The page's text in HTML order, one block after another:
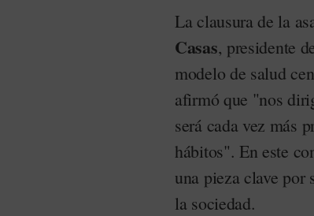
La clausura de la
Casas, presidente
modelo de salud
afirmó que "nos
será cada vez más
hábitos". En este
una pieza clave por
la sociedad.